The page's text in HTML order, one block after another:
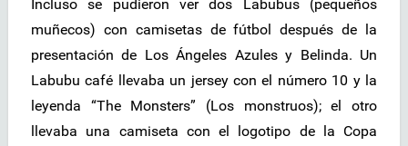
Incluso se pudieron ver dos Labubus (pequeños
muñecos) con camisetas de fútbol después de la
presentación de Los Ángeles Azules y Belinda. Un
Labubu café llevaba un jersey con el número 10 y la
leyenda “The Monsters” (Los monstruos); el otro
llevaba una camiseta con el logotipo de la Copa